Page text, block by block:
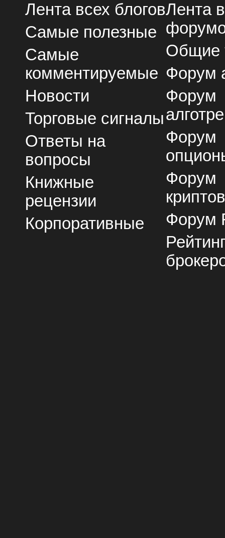
Лента всех блогов
Самые полезные
Самые
комментируемые
Новости
Торговые сигналы
Ответы на
вопросы
Книжные
рецензии
Корпоративные
Лента
Общие
Форум
Форум
Форум
Форум
Форум